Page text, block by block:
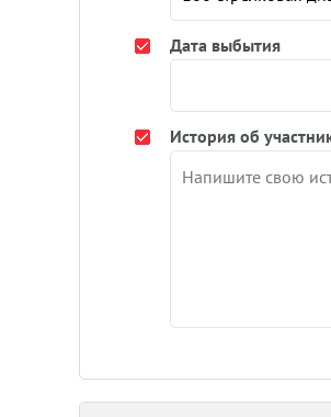
Дата выбытия
История об